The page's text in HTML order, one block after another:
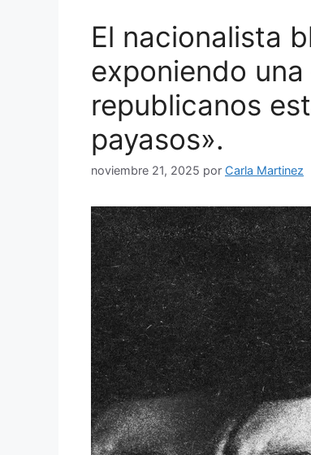
El nacionalista
exponiendo
republicanos
payasos».
noviembre 21, 2025 por Carla Martinez